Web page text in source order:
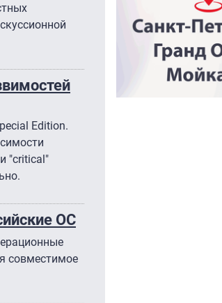
Edition.
"critical"
ОС
совместимое